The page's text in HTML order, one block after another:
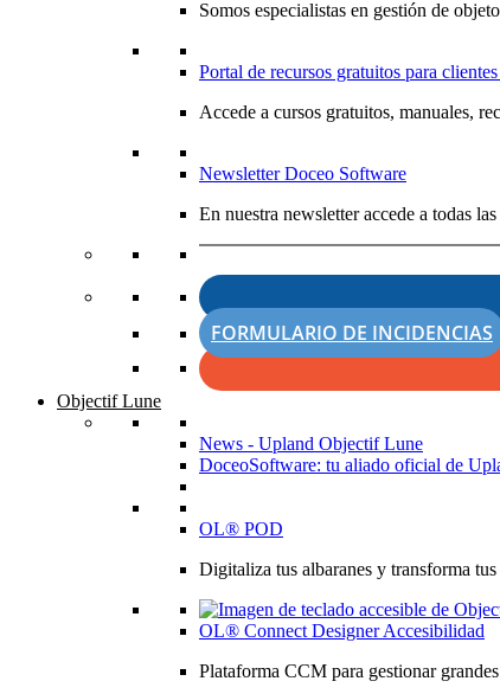
Somos especialistas en gestión de
Portal de recursos gratuitos para
Accede a cursos gratuitos, manuales,
Newsletter Doceo Software
En nuestra newsletter accede a todas
FORMULARIO DE INCIDENCIAS
Objectif Lune
News - Upland Objectif Lune
DoceoSoftware: tu aliado oficial de
OL® POD
Digitaliza tus albaranes y transforma
OL® Connect Designer Accesibilidad
Plataforma CCM para gestionar